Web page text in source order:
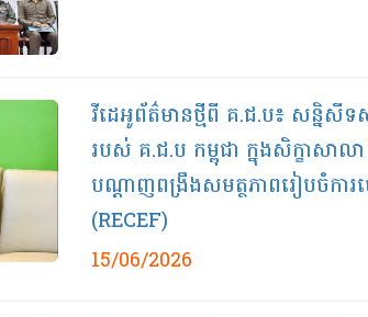
វីដេអូ​ព័ត៌មាន​ថ្មី​ពី​ គ.ជ.ប៖​ សន្និសីទ
របស់ គ.ជ.ប កម្ពុជា ក្នុងសិក្ខាសាល
បណ្តាញពង្រឹងសមត្ថភាពរៀបចំការ
(RECEF)
15/06/2026